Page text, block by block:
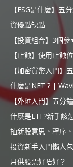
【ESG是什麼】五
資優點缺點
【投資組合】3個
【止蝕】使用止蝕
【加密貨幣入門
什麼是NFT ? |
【外匯入門】五分
什麼是ETF?新手該
抽新股意思、程序
投資新手入門懶人包
月供股票好唔好？